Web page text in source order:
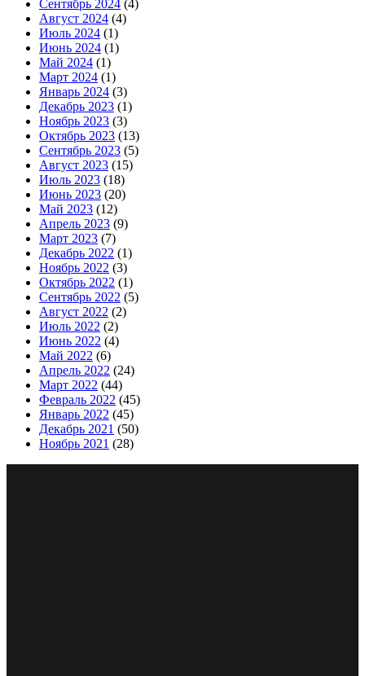
Сентябрь 2024 (4)
Август 2024 (4)
Июль 2024 (1)
Июнь 2024 (1)
Май 2024 (1)
Март 2024 (1)
Январь 2024 (3)
Декабрь 2023 (1)
Ноябрь 2023 (3)
Октябрь 2023 (13)
Сентябрь 2023 (5)
Август 2023 (15)
Июль 2023 (18)
Июнь 2023 (20)
Май 2023 (12)
Апрель 2023 (9)
Март 2023 (7)
Декабрь 2022 (1)
Ноябрь 2022 (3)
Октябрь 2022 (1)
Сентябрь 2022 (5)
Август 2022 (2)
Июль 2022 (2)
Июнь 2022 (4)
Май 2022 (6)
Апрель 2022 (24)
Март 2022 (44)
Февраль 2022 (45)
Январь 2022 (45)
Декабрь 2021 (50)
Ноябрь 2021 (28)